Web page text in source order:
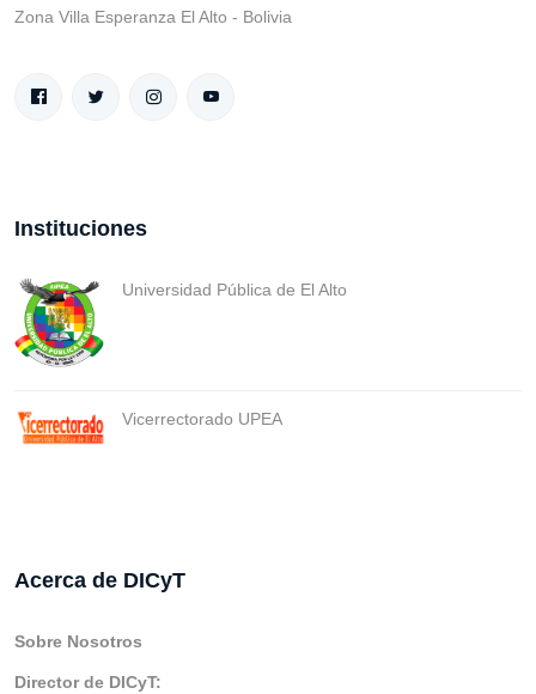
Zona Villa Esperanza El Alto - Bolivia
Instituciones
Universidad Pública de El Alto
Vicerrectorado UPEA
Acerca de DICyT
Sobre Nosotros
Director de DICyT: